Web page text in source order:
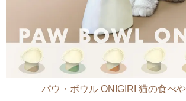
パウ・ボウル ONIGIRI 猫の食べ